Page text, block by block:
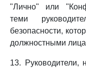
"Лично" или
теми
безопасности,
должностными
13. Руководители,